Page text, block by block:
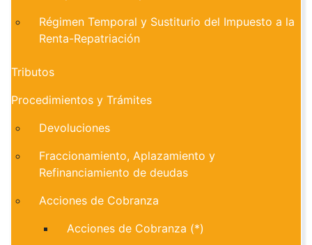
Régimen Temporal y Sustiturio del Impuesto a la
Renta-Repatriación
Tributos
Procedimientos y Trámites
Devoluciones
Fraccionamiento, Aplazamiento y
Refinanciamiento de deudas
Acciones de Cobranza
Acciones de Cobranza (*)